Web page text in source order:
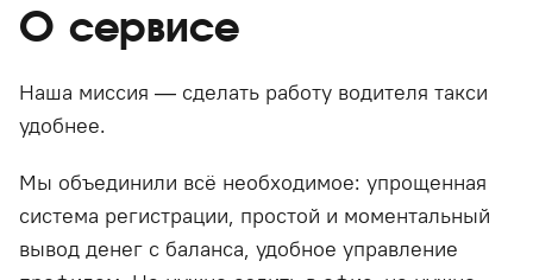
О сервисе
Наша миссия — сделать работу водителя такси
удобнее.
Мы объединили всё необходимое: упрощенная
система регистрации, простой и моментальный
вывод денег с баланса, удобное управление